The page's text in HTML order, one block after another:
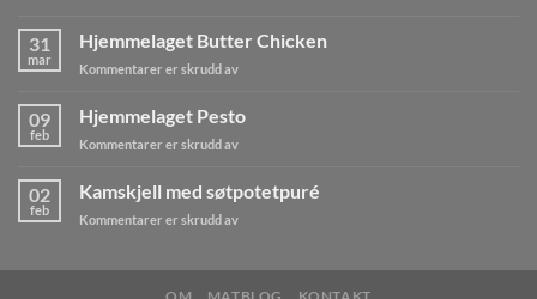
med
og
31
mar
Hjemmelaget Butter Chicken
Kommentarer er skrudd avfor
09
feb
Hjemmelaget Pesto
Kommentarer er skrudd avfor
Pesto
02
feb
Kamskjell med søtpotetpuré
Kommentarer er skrudd avfor